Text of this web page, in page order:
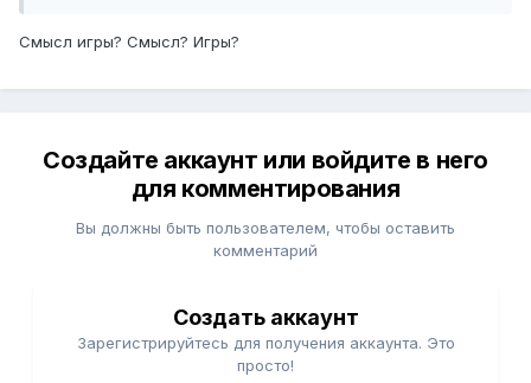
Смысл игры? Смысл? Игры?
Создайте аккаунт или войдите в него
для комментирования
Вы должны быть пользователем, чтобы оставить
комментарий
Создать аккаунт
Зарегистрируйтесь для получения аккаунта. Это
просто!